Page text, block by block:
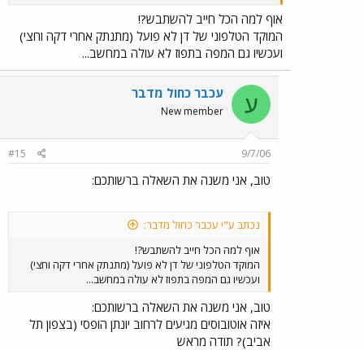
אוף למה הכל חייב להשתבש?!
המוקד הטלפוני של דן לא פועל (מתנתק אחרי דקה וחצי)
ועכשיו גם המפה בתפוז לא עולה במחשב...
ע עכבר כחול מדבר
New member
9/7/06
#15
טוב, אני משנה את השאלה ברשותכם:
נכתב ע"י עכבר כחול מדבר:
אוף למה הכל חייב להשתבש?!
המוקד הטלפוני של דן לא פועל (מתנתק אחרי דקה וחצי)
ועכשיו גם המפה בתפוז לא עולה במחשב...
טוב, אני משנה את השאלה ברשותכם:
איזה אוטובוסים מגיעים לרחוב יונתן הופסי (בצפון תל
אביב)? תודה מראש